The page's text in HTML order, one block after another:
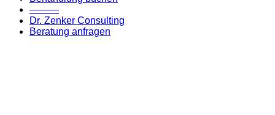
———
Dr. Zenker Consulting
Beratung anfragen